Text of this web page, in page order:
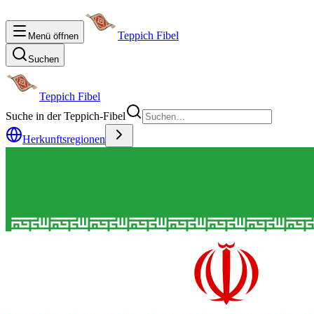
Menü öffnen Teppich Fibel
Suchen
Teppich Fibel
Suche in der Teppich-Fibel
Herkunftsregionen